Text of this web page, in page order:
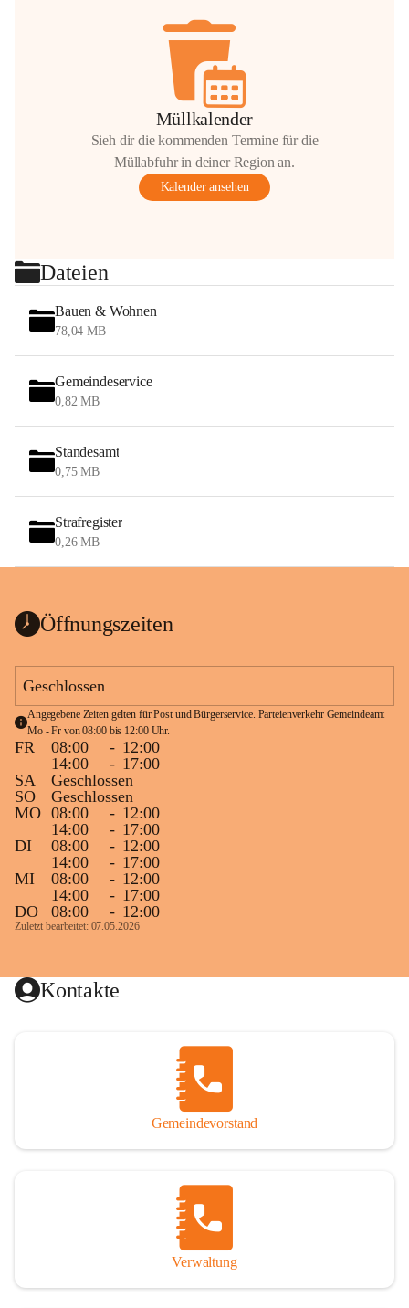
Müllkalender
Sieh dir die kommenden Termine für die
Müllabfuhr in deiner Region an.
Kalender ansehen
Dateien
Bauen & Wohnen
78,04 MB
Gemeindeservice
0,82 MB
Standesamt
0,75 MB
Strafregister
0,26 MB
Öffnungszeiten
Geschlossen
Angegebene Zeiten gelten für Post und Bürgerservice. Parteienverkehr Gemeindeamt
Mo - Fr von 08:00 bis 12:00 Uhr.
FR 08:00 - 12:00
14:00
- 17:00
SA
Geschlossen
SO
Geschlossen
MO 08:00 - 12:00
14:00
- 17:00
DI
08:00 - 12:00
14:00
- 17:00
MI
08:00 - 12:00
14:00
- 17:00
DO
08:00 - 12:00
Zuletzt bearbeitet: 07.05.2026
Kontakte
Gemeindevorstand
Verwaltung